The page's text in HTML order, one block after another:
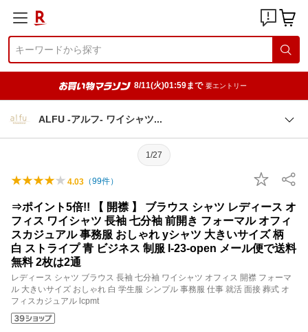
8/11(火)01:59まで 要エントリー
ALFU -アルフ- ワイシャツ
1/27
4.03 （99件）
⇒ポイント5倍!! 【 開襟 】 ブラウス シャツ レディース オ
フィス ワイシャツ 長袖 七分袖 前開き フォーマル オフィ
スカジュアル 事務服 おしゃれ yシャツ 大きいサイズ 柄
白 ストライプ 青 ビジネス 制服 l-23-open メール便で送料
無料 2枚は2通
レディース シャツ ブラウス 長袖 七分袖 ワイシャツ オフィス 開襟 フォーマ
ル 大きいサイズ おしゃれ 白 学生服 シンプル 事務服 仕事 就活 面接 葬式 オ
フィスカジュアル lcpmt